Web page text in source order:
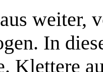
weiter,
In
Klettere